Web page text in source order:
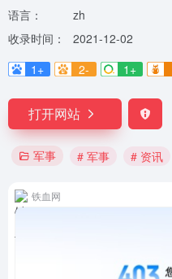
语言：
zh
收录时间：
2021-12-02
1+
2- 1+
打开网站
军事 # 军事 # 资讯
铁血网